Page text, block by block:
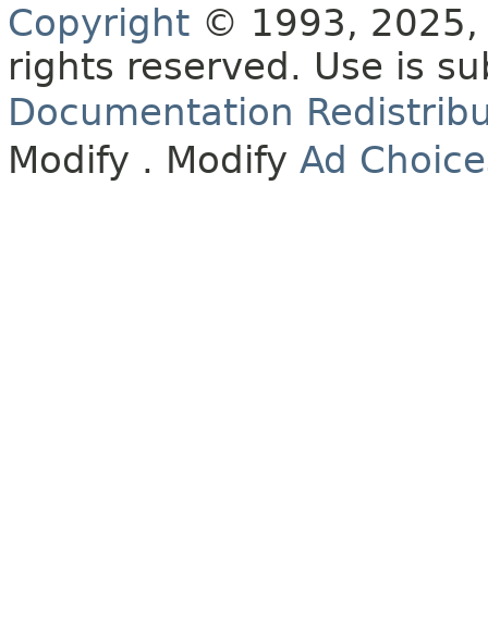
Copyright © 1993,
rights reserved. Use is
Documentation
Modify . Modify Ad